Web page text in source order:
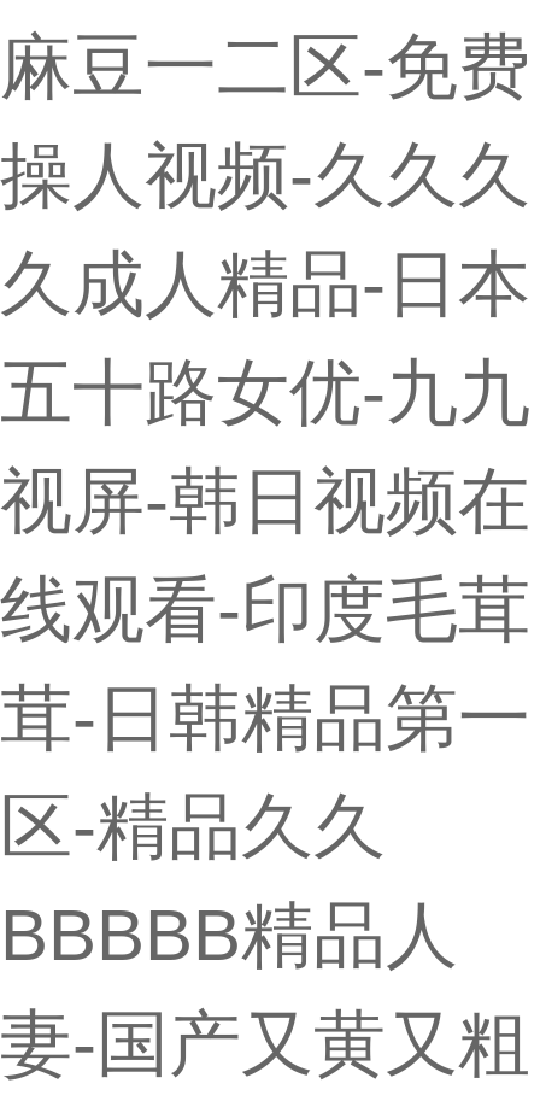
麻豆一二区-免费
操人视频-久久久
久成人精品-日本
五十路女优-九九
视屏-韩日视频在
线观看-印度毛茸
茸-日韩精品第一
区-精品久久
BBBBB精品人
妻-国产又黄又粗